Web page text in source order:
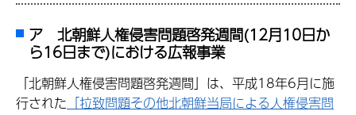
ア 北朝鮮人権侵害問題啓発週間(12月10日か
ら16日まで)における広報事業
「北朝鮮人権侵害問題啓発週間」は、平成18年6月に施
行された 「拉致問題その他北朝鮮当局による人権侵害問